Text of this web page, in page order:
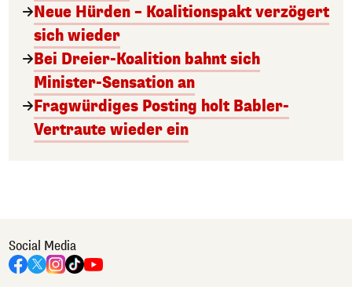
Neue Hürden – Koalitionspakt verzögert
sich wieder
Bei Dreier-Koalition bahnt sich
Minister-Sensation an
Fragwürdiges Posting holt Babler-
Vertraute wieder ein
Social Media